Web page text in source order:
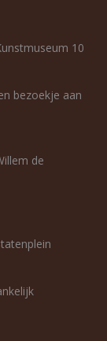
10
bezoekje aan
de